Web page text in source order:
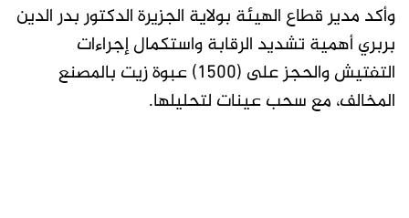
وأكد مدير قطاع الهيئة بولاية الجزيرة الدكتور بدر الدين
بربري أهمية تشديد الرقابة واستكمال إجراءات
التفتيش والحجز على (1500) عبوة زيت بالمصنع
المخالف، مع سحب عينات لتحليلها.